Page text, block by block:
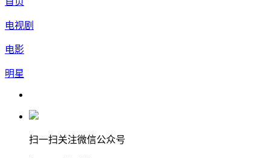
电视剧
电影
明星
扫一扫关注微信公众号